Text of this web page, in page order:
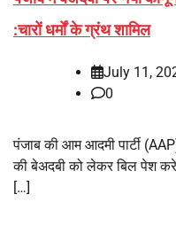
:चारों धर्मों के ग्रंथ शामिल
July 11,
0
पंजाब की आम आदमी पार्टी
की बेअदबी को लेकर बिल पेश
[…]